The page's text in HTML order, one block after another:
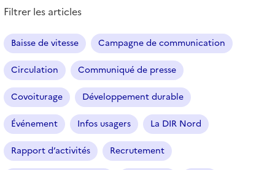
t
i
c
l
e
Filtrer les articles
Baisse de vitesse Campagne de communication
Circulation Communiqué de presse
Covoiturage Développement durable
Événement Infos usagers La DIR Nord
Rapport d’activités Recrutement